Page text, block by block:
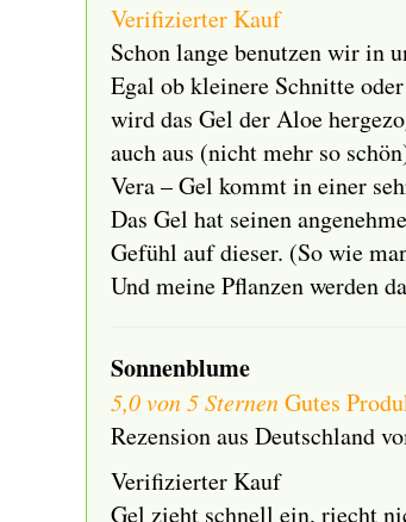
Verifizierter Kauf
Schon lange benutzen wir in
Egal ob kleinere Schnitte
wird das Gel der Aloe
auch aus (nicht mehr so
Vera – Gel kommt in einer
Das Gel hat seinen
Gefühl auf dieser. (So wie
Und meine Pflanzen werden
Sonnenblume
5,0 von 5 SternenGutes
Rezension aus Deutschland
Verifizierter Kauf
Gel zieht schnell ein, riecht